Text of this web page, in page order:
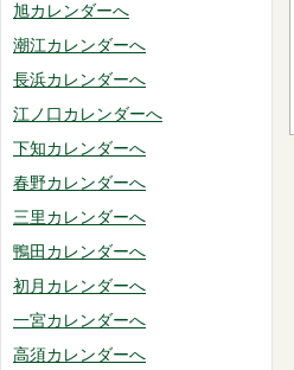
旭カレンダーへ
潮江カレンダーへ
長浜カレンダーへ
江ノ口カレンダーへ
下知カレンダーへ
春野カレンダーへ
三里カレンダーへ
鴨田カレンダーへ
初月カレンダーへ
一宮カレンダーへ
高須カレンダーへ